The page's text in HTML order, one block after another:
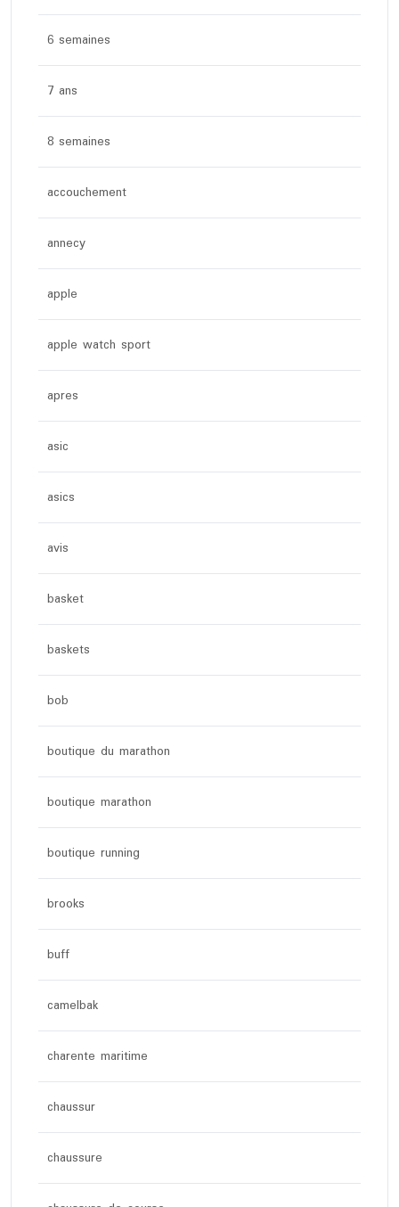
6 semaines
7 ans
8 semaines
accouchement
annecy
apple
apple watch sport
apres
asic
asics
avis
basket
baskets
bob
boutique du marathon
boutique marathon
boutique running
brooks
buff
camelbak
charente maritime
chaussur
chaussure